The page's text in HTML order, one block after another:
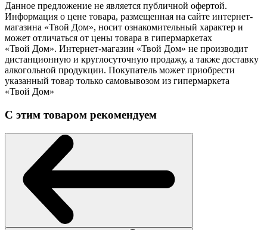
Данное предложение не является публичной офертой.
Информация о цене товара, размещенная на сайте интернет-
магазина «Твой Дом», носит ознакомительный характер и
может отличаться от цены товара в гипермаркетах
«Твой Дом». Интернет-магазин «Твой Дом» не производит
дистанционную и круглосуточную продажу, а также доставку
алкогольной продукции. Покупатель может приобрести
указанный товар только самовывозом из гипермаркета
«Твой Дом»
С этим товаром рекомендуем